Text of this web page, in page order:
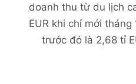
doanh thu từ du lịch
EUR khi chỉ mới
trước đó là 2,68 tỉ